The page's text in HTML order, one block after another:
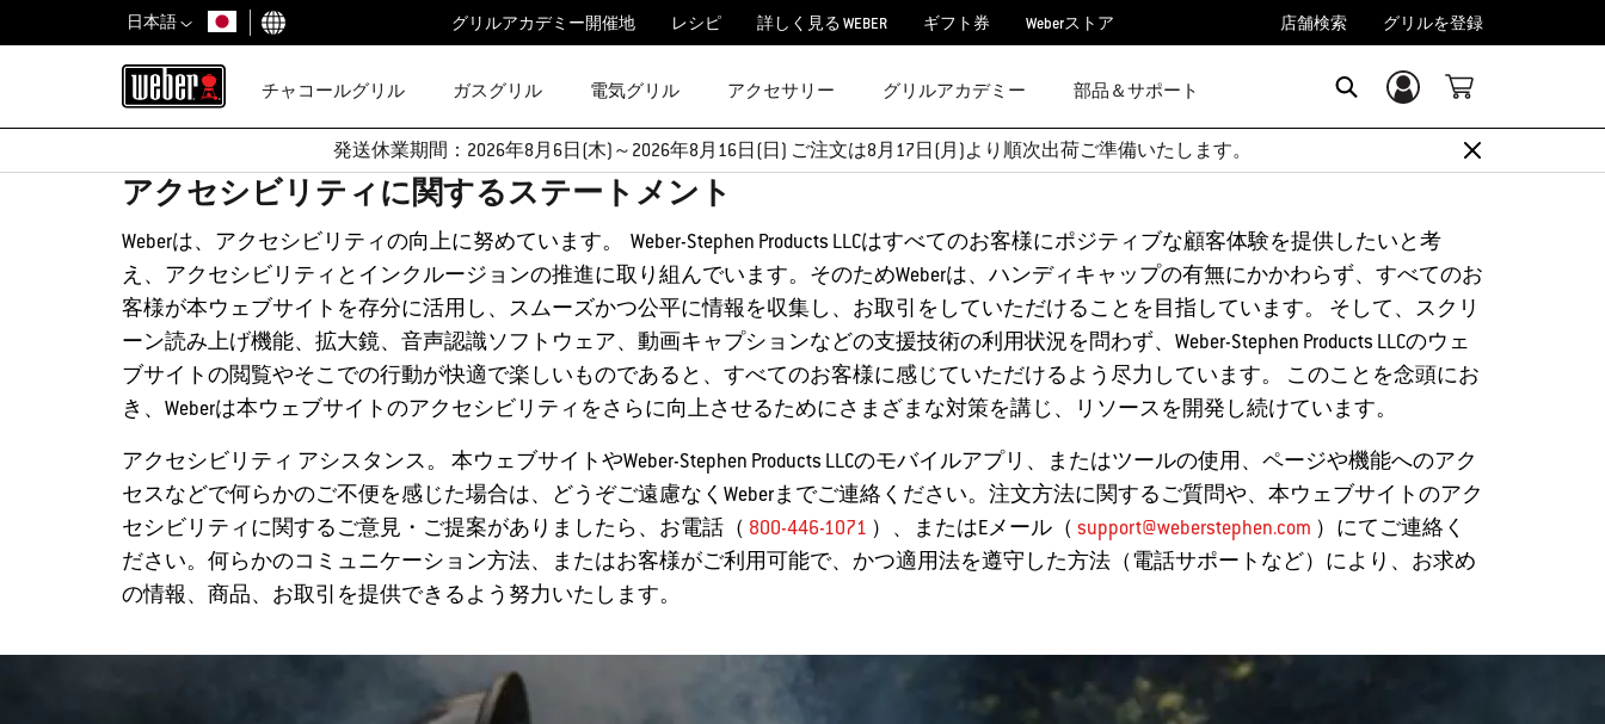
日本語
国を選択
グリルアカデミー開催地 レシピ 詳しく見る WEBER ギフト券 Weberストア 店舗検索 グリルを登録
チャコールグリル ガスグリル 電気グリル アクセサリー グリルアカデミー 部品＆サポート ログイン／登録
発送休業期間：2026年8月6日(木)～2026年8月16日(日) ご注文は8月17日(月)より順次出荷ご準備いたします。
アクセシビリティに関するステートメント
Weberは、アクセシビリティの向上に努めています。 Weber-Stephen Products LLCはすべてのお客様にポジティブな顧客体験を提供したいと考
え、アクセシビリティとインクルージョンの推進に取り組んでいます。そのためWeberは、ハンディキャップの有無にかかわらず、すべてのお
客様が本ウェブサイトを存分に活用し、スムーズかつ公平に情報を収集し、お取引をしていただけることを目指しています。 そして、スクリ
ーン読み上げ機能、拡大鏡、音声認識ソフトウェア、動画キャプションなどの支援技術の利用状況を問わず、Weber-Stephen Products LLCのウェ
ブサイトの閲覧やそこでの行動が快適で楽しいものであると、すべてのお客様に感じていただけるよう尽力しています。 このことを念頭にお
き、Weberは本ウェブサイトのアクセシビリティをさらに向上させるためにさまざまな対策を講じ、リソースを開発し続けています。
アクセシビリティ アシスタンス。 本ウェブサイトやWeber-Stephen Products LLCのモバイルアプリ、またはツールの使用、ページや機能へのアク
セスなどで何らかのご不便を感じた場合は、どうぞご遠慮なくWeberまでご連絡ください。注文方法に関するご質問や、本ウェブサイトのアク
セシビリティに関するご意見・ご提案がありましたら、お電話（ 800-446-1071 ）、またはEメール（ support@weberstephen.com ）にてご連絡く
ださい。何らかのコミュニケーション方法、またはお客様がご利用可能で、かつ適用法を遵守した方法（電話サポートなど）により、お求め
の情報、商品、お取引を提供できるよう努力いたします。